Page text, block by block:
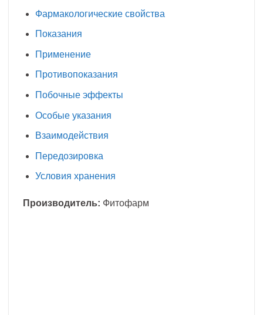
Фармакологические свойства
Показания
Применение
Противопоказания
Побочные эффекты
Особые указания
Взаимодействия
Передозировка
Условия хранения
Производитель: Фитофарм